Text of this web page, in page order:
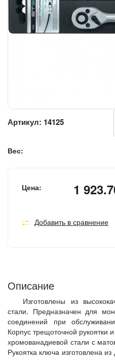
Артикул: 14125
Вес:
Цена: 1
Добавить в сравнение
Описание
Изготовлены из
стали. Предназначен для
соединений при
Корпус трещоточной рукоятки
хромованадиевой стали с
Рукоятка ключа изготовлена